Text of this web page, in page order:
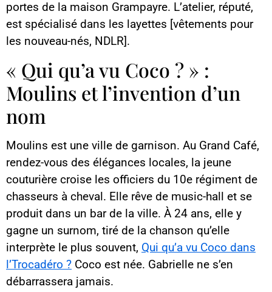
portes de la maison Grampayre. L’atelier, réputé,
est spécialisé dans les layettes [vêtements pour
les nouveau-nés, NDLR].
« Qui qu’a vu Coco ? » :
Moulins et l’invention d’un
nom
Moulins est une ville de garnison. Au Grand Café,
rendez-vous des élégances locales, la jeune
couturière croise les officiers du 10e régiment de
chasseurs à cheval. Elle rêve de music-hall et se
produit dans un bar de la ville. À 24 ans, elle y
gagne un surnom, tiré de la chanson qu’elle
interprète le plus souvent, Qui qu’a vu Coco dans
l’Trocadéro ? Coco est née. Gabrielle ne s’en
débarrassera jamais.